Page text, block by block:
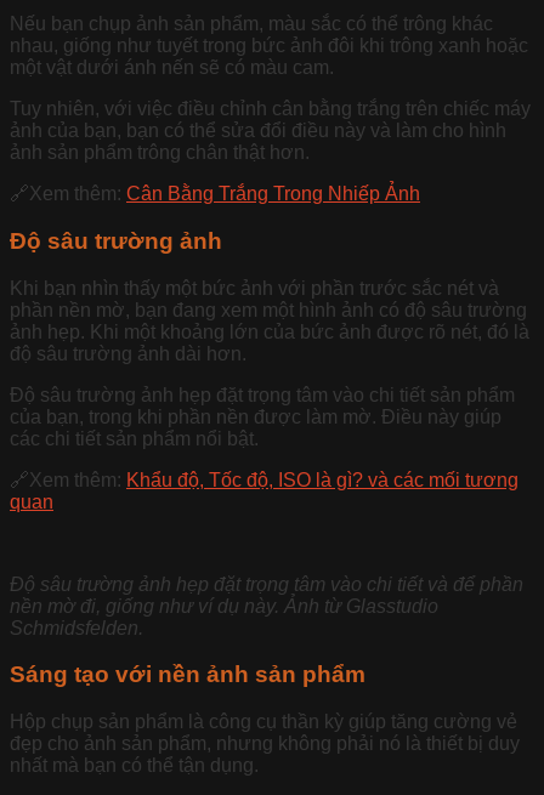
Nếu bạn chụp ảnh sản phẩm, màu sắc có thể trông khác
nhau, giống như tuyết trong bức ảnh đôi khi trông xanh hoặc
một vật dưới ánh nến sẽ có màu cam.
Tuy nhiên, với việc điều chỉnh cân bằng trắng trên chiếc máy
ảnh của bạn, bạn có thể sửa đổi điều này và làm cho hình
ảnh sản phẩm trông chân thật hơn.
🔗Xem thêm: Cân Bằng Trắng Trong Nhiếp Ảnh
Độ sâu trường ảnh
Khi bạn nhìn thấy một bức ảnh với phần trước sắc nét và
phần nền mờ, bạn đang xem một hình ảnh có độ sâu trường
ảnh hẹp. Khi một khoảng lớn của bức ảnh được rõ nét, đó là
độ sâu trường ảnh dài hơn.
Độ sâu trường ảnh hẹp đặt trọng tâm vào chi tiết sản phẩm
của bạn, trong khi phần nền được làm mờ. Điều này giúp
các chi tiết sản phẩm nổi bật.
🔗Xem thêm: Khẩu độ, Tốc độ, ISO là gì? và các mối tương
quan
Độ sâu trường ảnh hẹp đặt trọng tâm vào chi tiết và để phần
nền mờ đi, giống như ví dụ này. Ảnh từ Glasstudio
Schmidsfelden.
Sáng tạo với nền ảnh sản phẩm
Hộp chụp sản phẩm là công cụ thần kỳ giúp tăng cường vẻ
đẹp cho ảnh sản phẩm, nhưng không phải nó là thiết bị duy
nhất mà bạn có thể tận dụng.